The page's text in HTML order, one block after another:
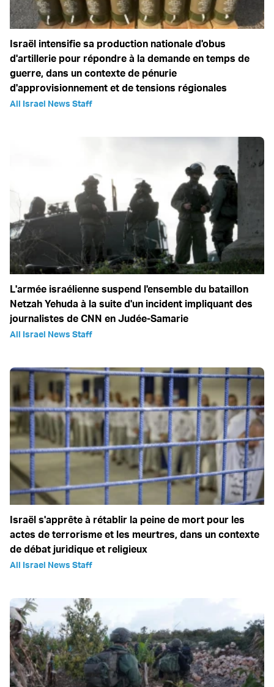
Israël intensifie sa production nationale d'obus
d'artillerie pour répondre à la demande en temps de
guerre, dans un contexte de pénurie
d'approvisionnement et de tensions régionales
All Israel News Staff
L'armée israélienne suspend l'ensemble du bataillon
Netzah Yehuda à la suite d'un incident impliquant des
journalistes de CNN en Judée-Samarie
All Israel News Staff
Israël s'apprête à rétablir la peine de mort pour les
actes de terrorisme et les meurtres, dans un contexte
de débat juridique et religieux
All Israel News Staff